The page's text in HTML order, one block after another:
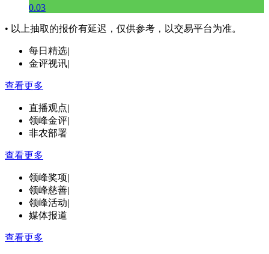
0.03
• 以上抽取的报价有延迟，仅供参考，以交易平台为准。
每日精选|
金评视讯|
查看更多
直播观点|
领峰金评|
非农部署
查看更多
领峰奖项|
领峰慈善|
领峰活动|
媒体报道
查看更多